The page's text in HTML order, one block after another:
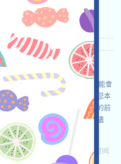
3.0 查阅详情
Polymarket 语言：
球知名的預測市場平臺，它很可能會
議如果您的司法轄區允許，儅您本
需求的情況下，可以合法合規的前
為目的與該平臺互動，請自行儘
用安全。
ETH/ERC/EVM
收录时间: